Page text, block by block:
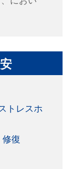
トレスホ
復